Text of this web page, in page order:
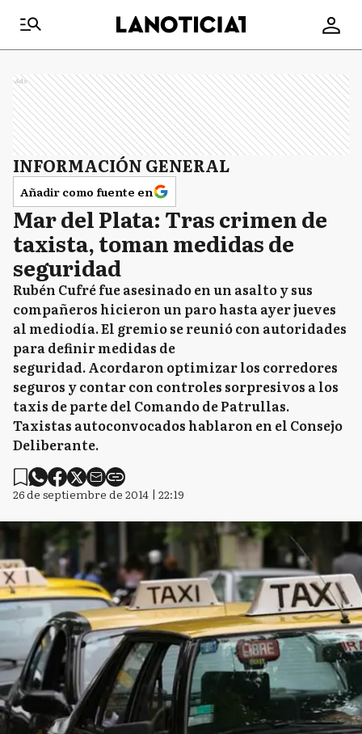
Ads
INFORMACIÓN GENERAL
Añadir como fuente en
Mar del Plata: Tras crimen de
taxista, toman medidas de
seguridad
Rubén Cufré fue asesinado en un asalto y sus
compañeros hicieron un paro hasta ayer jueves
al mediodía. El gremio se reunió con autoridades
para definir medidas de
seguridad. Acordaron optimizar los corredores
seguros y contar con controles sorpresivos a los
taxis de parte del Comando de Patrullas.
Taxistas autoconvocados hablaron en el Consejo
Deliberante.
26 de septiembre de 2014 | 22:19